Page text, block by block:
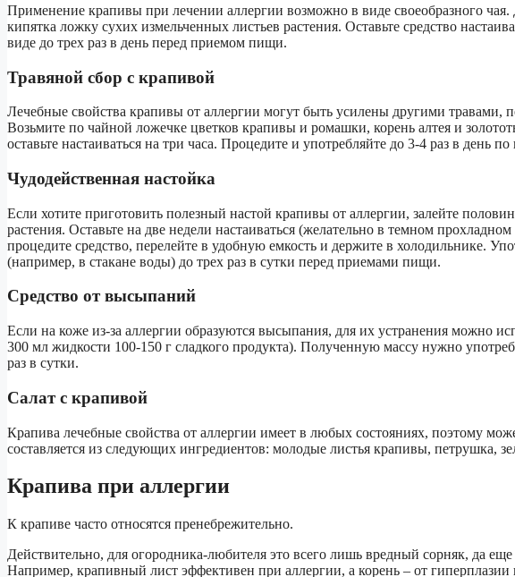
Применение крапивы при лечении аллергии возможно в виде своеобразного
кипятка ложку сухих измельченных листьев растения. Оставьте средство
виде до трех раз в день перед приемом пищи.
Травяной сбор с крапивой
Лечебные свойства крапивы от аллергии могут быть усилены другими травами,
Возьмите по чайной ложечке цветков крапивы и ромашки, корень алтея и
оставьте настаиваться на три часа. Процедите и употребляйте до 3-4 раз в день
Чудодейственная настойка
Если хотите приготовить полезный настой крапивы от аллергии, залейте
растения. Оставьте на две недели настаиваться (желательно в темном
процедите средство, перелейте в удобную емкость и держите в холодильнике.
(например, в стакане воды) до трех раз в сутки перед приемами пищи.
Средство от высыпаний
Если на коже из-за аллергии образуются высыпания, для их устранения можно
300 мл жидкости 100-150 г сладкого продукта). Полученную массу нужно
раз в сутки.
Салат с крапивой
Крапива лечебные свойства от аллергии имеет в любых состояниях, поэтому
составляется из следующих ингредиентов: молодые листья крапивы, петрушка,
Крапива при аллергии
К крапиве часто относятся пренебрежительно.
Действительно, для огородника-любителя это всего лишь вредный сорняк, да
Например, крапивный лист эффективен при аллергии, а корень – от гиперплазии